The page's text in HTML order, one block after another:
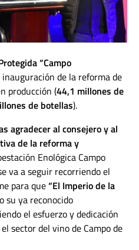
“Campo
inauguración de la reforma de
producción (44,1 millones de
de botellas).
agradecer al consejero y al
de la reforma y
Enológica Campo
va a seguir recorriendo el
para que“El Imperio de la
su ya reconocido
el esfuerzo y dedicación
sector del vino de Campo de